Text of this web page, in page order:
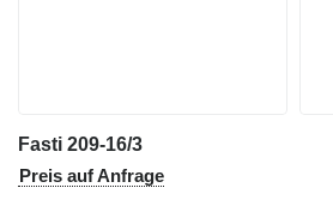
Fasti 209-16/3
Preis auf Anfrage